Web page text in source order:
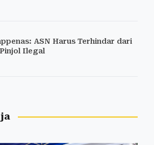
ASN Harus Terhindar dari
Ilegal